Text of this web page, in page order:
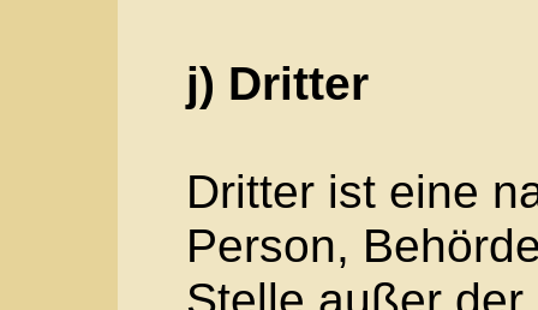
Grundverordnung,
geltenden
Bestimmungen mit
Charakter ist die: